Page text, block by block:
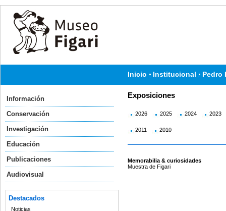
Inicio Institucional Pedro
Información
Conservación
Investigación
Educación
Publicaciones
Audiovisual
Destacados
Noticias
Exposiciones
2026 2025 2024 2023
2011 2010
Memorabilia & curiosidades
Muestra de Figari